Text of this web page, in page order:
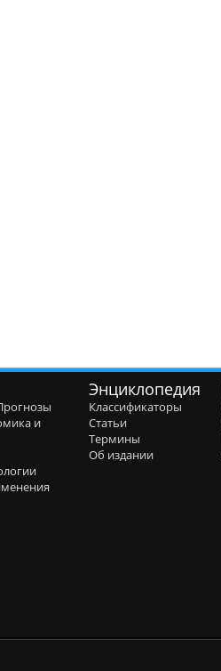
и
Энциклопедия
Классификаторы
Статьи
Термины
Об издании